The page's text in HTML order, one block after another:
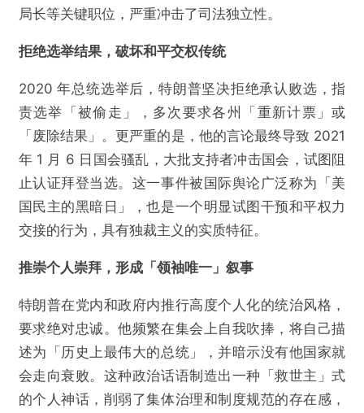
局长等关键职位，严重冲击了司法独立性。
拒绝选举结果，破坏和平交权传统
2020 年总统选举后，特朗普坚决拒绝承认败选，指
责选举「被偷走」，多次要求各州「重新计票」或
「废除结果」。更严重的是，他的言论最终导致 2021
年 1 月 6 日国会骚乱，大批支持者冲击国会，试图阻
止认证拜登当选。这一事件被国际舆论广泛称为「美
国民主的黑暗日」，也是一个明显试图干预和平权力
交接的行为，具有独裁主义的实质特征。
推崇个人崇拜，形成「领袖唯一」叙事
特朗普在党内和政府内推行高度个人化的统治风格，
要求绝对忠诚。他频繁在集会上自我吹捧，将自己描
述为「历史上最伟大的总统」，并暗示没有他国家就
会走向衰败。这种政治话语制造出一种「救世主」式
的个人神话，削弱了集体治理和制度规范的存在感，